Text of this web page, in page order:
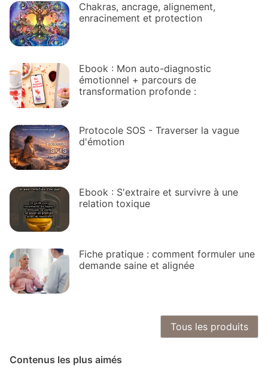
Chakras, ancrage, alignement,
enracinement et protection
Ebook : Mon auto-diagnostic
émotionnel + parcours de
transformation profonde :
Protocole SOS - Traverser la vague
d'émotion
Ebook : S'extraire et survivre à une
relation toxique
Fiche pratique : comment formuler une
demande saine et alignée
Tous les produits
Contenus les plus aimés